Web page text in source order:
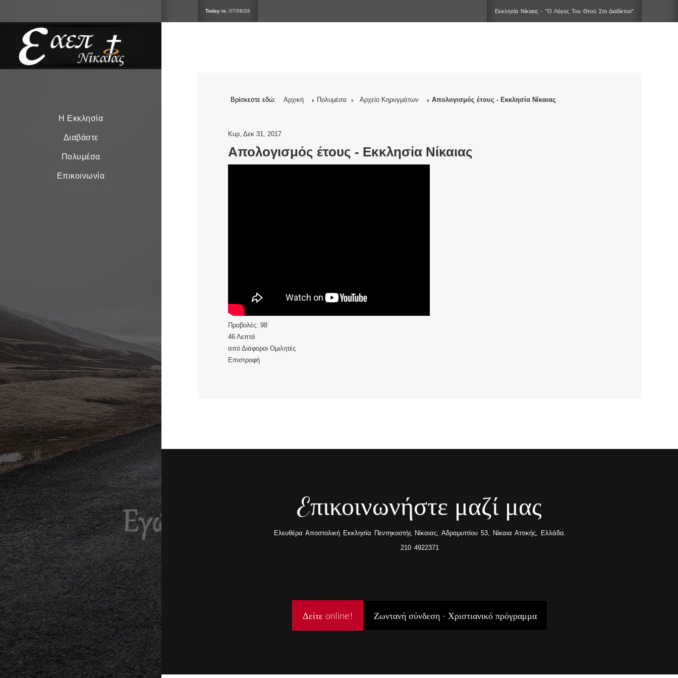
Η Εκκλησία
Διαβάστε
Πολυμέσα
Επικοινωνία
Today is:07/08/26 Εκκλησία Νίκαιας - "Ο Λόγος Του Θεού Στο Διαδίκτυο"
Βρίσκεστε εδώ: Αρχική Πολυμέσα Αρχείο Κηρυγμάτων Απολογισμός έτους - Εκκλησία Νίκαιας
Κυρ, Δεκ 31, 2017
Απολογισμός έτους - Εκκλησία Νίκαιας
Προβολές: 98
46 Λεπτά
από Διάφοροι Ομιλητές
Επιστροφή
Eπικοινωνήστε μαζί μας
Ελευθέρα Αποστολική Εκκλησία Πεντηκοστής Νίκαιας, Αδραμυττίου 53, Νίκαια Αττικής, Ελλάδα.
210 4922371
Δείτε online! Ζωντανή σύνδεση - Χριστιανικό πρόγραμμα